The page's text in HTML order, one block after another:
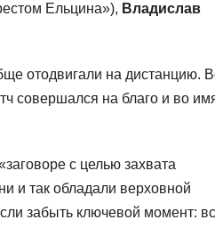
Ельцина»), Владислав
отодвигали на дистанцию.
совершался на благо и во
с целью захвата
и так обладали верховной
забыть ключевой момент: